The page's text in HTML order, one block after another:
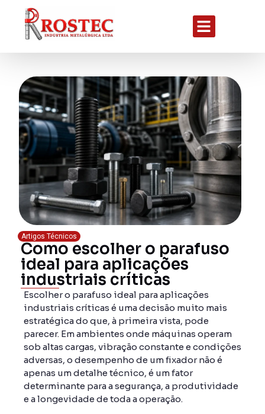
Artigos Técnicos
Como escolher o parafuso
ideal para aplicações
industriais críticas
Escolher o parafuso ideal para aplicações
industriais críticas é uma decisão muito mais
estratégica do que, à primeira vista, pode
parecer. Em ambientes onde máquinas operam
sob altas cargas, vibração constante e condições
adversas, o desempenho de um fixador não é
apenas um detalhe técnico, é um fator
determinante para a segurança, a produtividade
e a longevidade de toda a operação.